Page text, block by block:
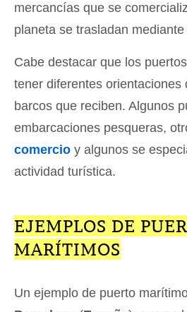
mercancías que se
planeta se trasladan
Cabe destacar que los
tener diferentes orientaciones
barcos que reciben. Algunos
embarcaciones pesqueras,
comercio y algunos se
actividad turística.
EJEMPLOS DE
MARÍTIMOS
Un ejemplo de puerto